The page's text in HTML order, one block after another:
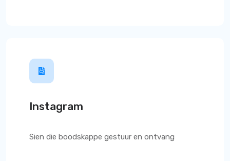
Instagram
Sien die boodskappe gestuur en ontvang